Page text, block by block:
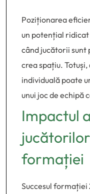
Poziționarea
un potențial ridicat
când jucătorii sunt
crea spațiu.
individuală poate
unui joc de echipă
Impactul
formației
Succesul formației